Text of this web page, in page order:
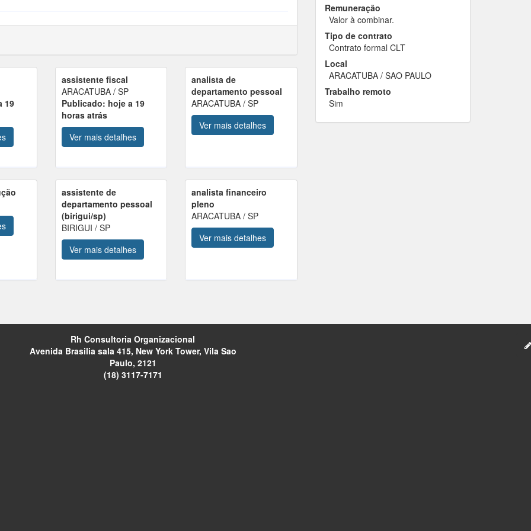
19
assistente fiscal
ARACATUBA / SP
Publicado: hoje a 19
horas atrás
Ver mais detalhes
analista de
departamento pessoal
ARACATUBA / SP
Ver mais detalhes
assistente de
departamento pessoal
(birigui/sp)
BIRIGUI / SP
Ver mais detalhes
analista financeiro
pleno
ARACATUBA / SP
Ver mais detalhes
Remuneração
Valor à combinar.
Tipo de contrato
Contrato formal CLT
Local
ARACATUBA / SAO PAULO
Trabalho remoto
Sim
Rh Consultoria Organizacional
Avenida Brasilia sala 415, New York Tower, Vila Sao
Paulo, 2121
(18) 3117-7171